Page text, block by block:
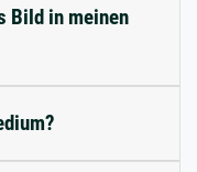
Bild in meinen